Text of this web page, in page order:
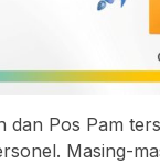
dan Pos Pam
Masing-